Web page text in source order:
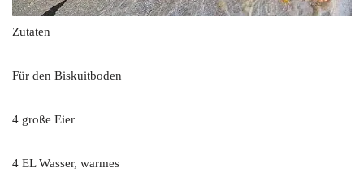
Zutaten
Für den Biskuitboden
4 große Eier
4 EL Wasser, warmes